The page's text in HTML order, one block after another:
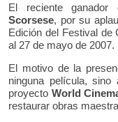
El reciente
Scorsese, por su
Edición del Festival de
al 27 de mayo de 2007.
El motivo de la
ninguna película, sino
proyecto World
restaurar obras